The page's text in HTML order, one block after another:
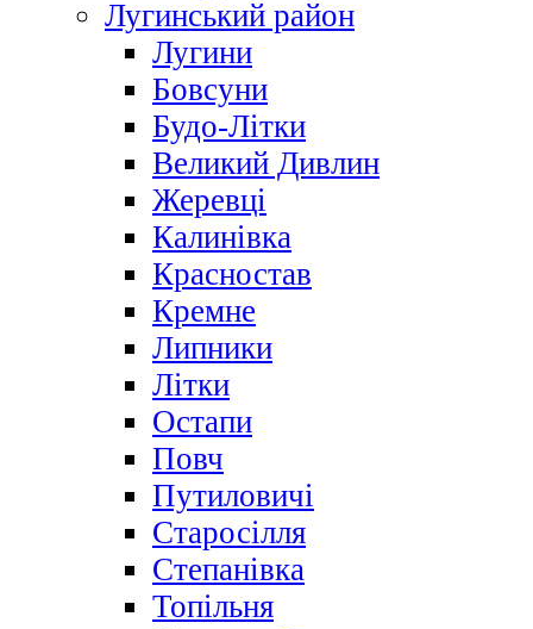
Лугинський район
Лугини
Бовсуни
Будо-Літки
Великий Дивлин
Жеревці
Калинівка
Красностав
Кремне
Липники
Літки
Остапи
Повч
Путиловичі
Старосілля
Степанівка
Топільня